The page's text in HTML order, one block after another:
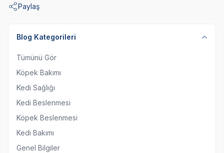
Paylaş
Blog Kategorileri
Tümünü Gör
Köpek Bakımı
Kedi Sağlığı
Kedi Beslenmesi
Köpek Beslenmesi
Kedi Bakımı
Genel Bilgiler